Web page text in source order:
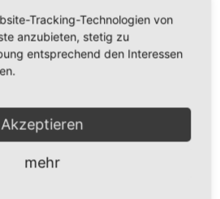
Tracking-Technologien von
anzubieten, stetig zu
entsprechend den Interessen
Akzeptieren
mehr